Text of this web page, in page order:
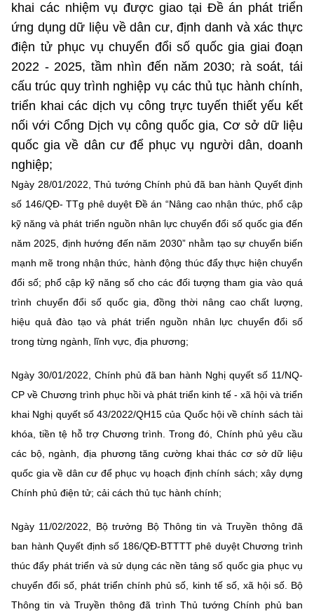
Chọn ngôn ngữ
Vietnamese English
BỘ KHOA HỌC VÀ CÔNG NGHỆ
MINISTRY OF SCIENCE AND TECHNOLOGY
Điều khoản sử dụng Theo dõi MST: Góp ý
Cơ quan chủ quản: Bộ Khoa học và Công nghệ (MST)
Chịu trách nhiệm nội dung: Nguyễn Thị Hải Hằng
Giám đốc Trung tâm Truyền thông Khoa học và Công nghệ.
Liên hệ
Điện thoại: 024 3936 9506
Email: stc@mst.gov.vn
©2026 Bản quyền thuộc Bộ Khoa Học và Công Nghệ
(Ghi rõ nguồn "https://mst.gov.vn" khi phát hành lại thông tin từ
khai các nhiệm vụ được giao tại Đề án phát triển
ứng dụng dữ liệu về dân cư, định danh và xác thực
điện tử phục vụ chuyển đổi số quốc gia giai đoạn
2022 - 2025, tầm nhìn đến năm 2030; rà soát, tái
cấu trúc quy trình nghiệp vụ các thủ tục hành chính,
triển khai các dịch vụ công trực tuyến thiết yếu kết
nối với Cổng Dịch vụ công quốc gia, Cơ sở dữ liệu
quốc gia về dân cư để phục vụ người dân, doanh
nghiệp;
Ngày 28/01/2022, Thủ tướng Chính phủ đã ban hành Quyết định
số 146/QĐ- TTg phê duyệt Đề án “Nâng cao nhận thức, phổ cập
kỹ năng và phát triển nguồn nhân lực chuyển đổi số quốc gia đến
năm 2025, định hướng đến năm 2030” nhằm tạo sự chuyển biến
mạnh mẽ trong nhận thức, hành động thúc đẩy thực hiện chuyển
đổi số; phổ cập kỹ năng số cho các đối tượng tham gia vào quá
trình chuyển đổi số quốc gia, đồng thời nâng cao chất lượng,
hiệu quả đào tạo và phát triển nguồn nhân lực chuyển đổi số
trong từng ngành, lĩnh vực, địa phương;
Ngày 30/01/2022, Chính phủ đã ban hành Nghị quyết số 11/NQ-
CP về Chương trình phục hồi và phát triển kinh tế - xã hội và triển
khai Nghị quyết số 43/2022/QH15 của Quốc hội về chính sách tài
khóa, tiền tệ hỗ trợ Chương trình. Trong đó, Chính phủ yêu cầu
các bộ, ngành, địa phương tăng cường khai thác cơ sở dữ liệu
quốc gia về dân cư để phục vụ hoạch định chính sách; xây dựng
Chính phủ điện tử; cải cách thủ tục hành chính;
Ngày 11/02/2022, Bộ trưởng Bộ Thông tin và Truyền thông đã
ban hành Quyết định số 186/QĐ-BTTTT phê duyệt Chương trình
thúc đẩy phát triển và sử dụng các nền tảng số quốc gia phục vụ
chuyển đổi số, phát triển chính phủ số, kinh tế số, xã hội số. Bộ
Thông tin và Truyền thông đã trình Thủ tướng Chính phủ ban